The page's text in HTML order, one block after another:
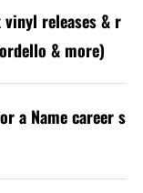
vinyl releases & r
& more)
a Name career s